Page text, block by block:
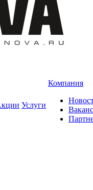
Услуги
Компания